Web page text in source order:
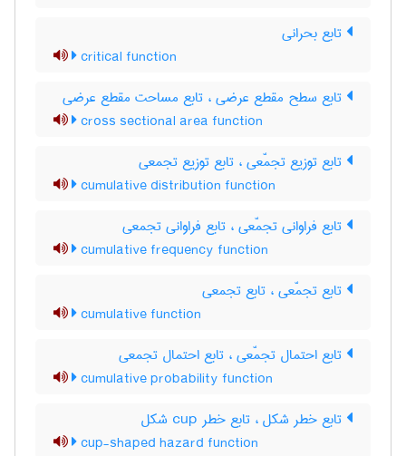
تابع بحرانی
critical function
تابع سطح مقطع عرضی ، تابع مساحت مقطع عرضی
cross sectional area function
تابع توزیع تجمّعی ، تابع توزیع تجمعی
cumulative distribution function
تابع فراوانی تجمّعی ، تابع فراوانی تجمعی
cumulative frequency function
تابع تجمّعی ، تابع تجمعی
cumulative function
تابع احتمال تجمّعی ، تابع احتمال تجمعی
cumulative probability function
تابع خطر شکل ، تابع خطر ‌c‌u‌p شکل
cup-shaped hazard function